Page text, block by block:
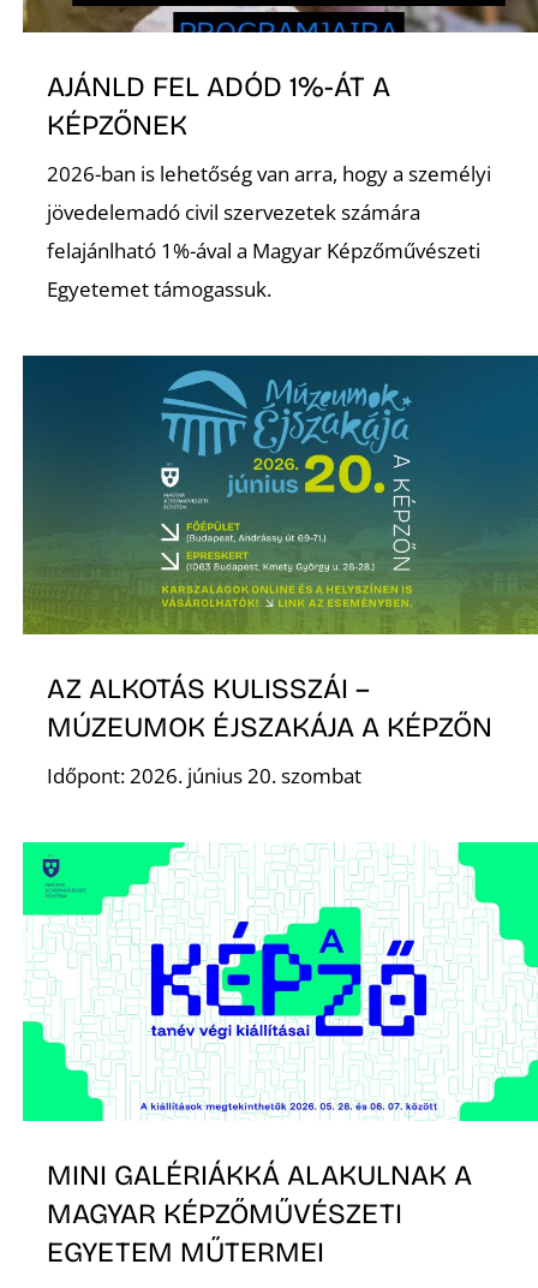
AJÁNLD FEL ADÓD 1%-ÁT A
KÉPZŐNEK
2026-ban is lehetőség van arra, hogy a személyi
jövedelemadó civil szervezetek számára
felajánlható 1%-ával a Magyar Képzőművészeti
Egyetemet támogassuk.
AZ ALKOTÁS KULISSZÁI –
MÚZEUMOK ÉJSZAKÁJA A KÉPZŐN
Időpont: 2026. június 20. szombat
MINI GALÉRIÁKKÁ ALAKULNAK A
MAGYAR KÉPZŐMŰVÉSZETI
EGYETEM MŰTERMEI